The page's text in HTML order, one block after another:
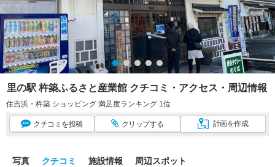
里の駅 杵築ふるさと産業館 クチコミ・アクセス・周辺情報
住吉浜・杵築 ショッピング 満足度ランキング 1位
クチコミ を投稿 クリップする 計画を作成
写真 クチコミ 施設情報 周辺スポット